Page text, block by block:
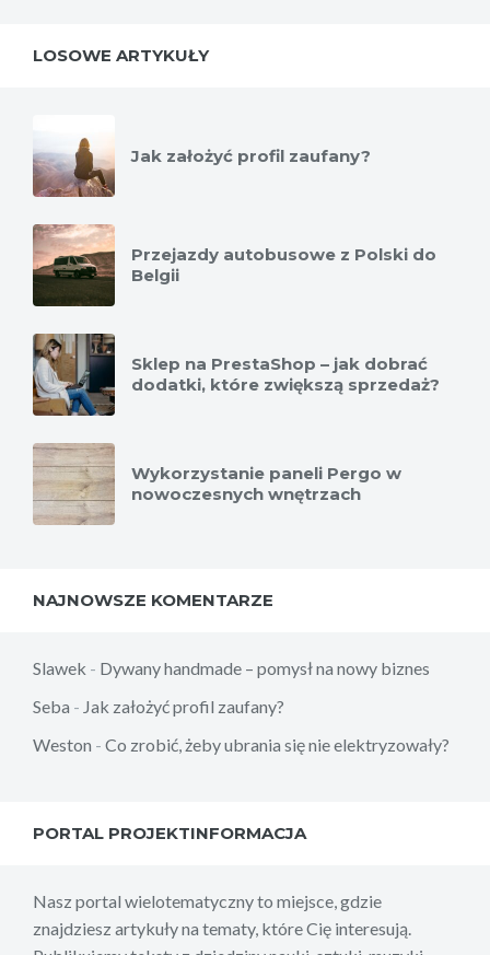
LOSOWE ARTYKUŁY
Jak założyć profil zaufany?
Przejazdy autobusowe z Polski do
Belgii
Sklep na PrestaShop – jak dobrać
dodatki, które zwiększą sprzedaż?
Wykorzystanie paneli Pergo w
nowoczesnych wnętrzach
NAJNOWSZE KOMENTARZE
Slawek - Dywany handmade – pomysł na nowy biznes
Seba - Jak założyć profil zaufany?
Weston - Co zrobić, żeby ubrania się nie elektryzowały?
PORTAL PROJEKTINFORMACJA
Nasz portal wielotematyczny to miejsce, gdzie
znajdziesz artykuły na tematy, które Cię interesują.